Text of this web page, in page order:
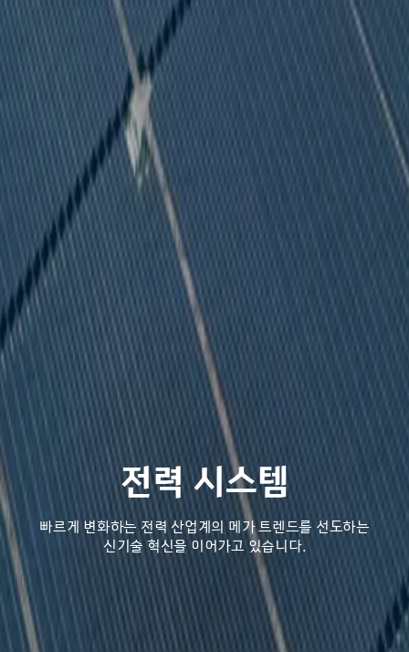
전력 시스템
빠르게 변화하는 전력 산업계의 메가 트렌드를 선도하는
신기술 혁신을 이어가고 있습니다.
전력 시스템
빠르게 변화하는 전력 산업계의 메가 트렌드를 선도하는
신기술 혁신을 이어가고 있습니다.